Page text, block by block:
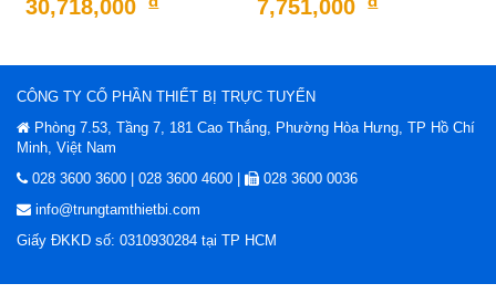
30,718,000 7,751,000
CÔNG TY CỔ PHẦN THIẾT BỊ TRỰC TUYẾN
Phòng 7.53, Tầng 7, 181 Cao Thắng, Phường Hòa Hưng, TP Hồ Chí
Minh, Việt Nam
028 3600 3600 | 028 3600 4600 |
028 3600 0036
info@trungtamthietbi.com
Giấy ĐKKD số: 0310930284 tại TP HCM